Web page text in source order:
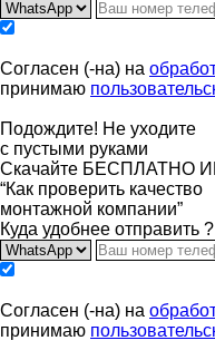
Согласен (-на) на
принимаю
Подождите! Не уходите
с пустыми руками
Скачайте БЕСПЛАТНО
“Как проверить качество
монтажной компании”
Куда удобнее отправить ?
Согласен (-на) на
принимаю